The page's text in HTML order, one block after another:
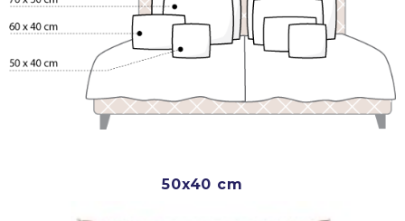
50x40 cm